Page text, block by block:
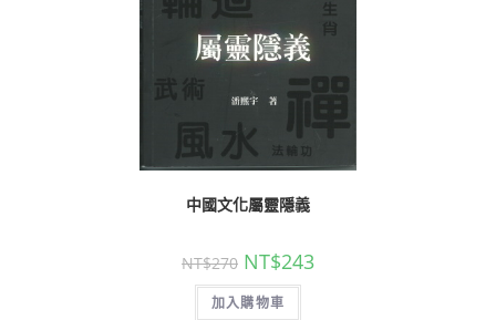
中國文化屬靈隱義
NT$270 NT$243
加入購物車